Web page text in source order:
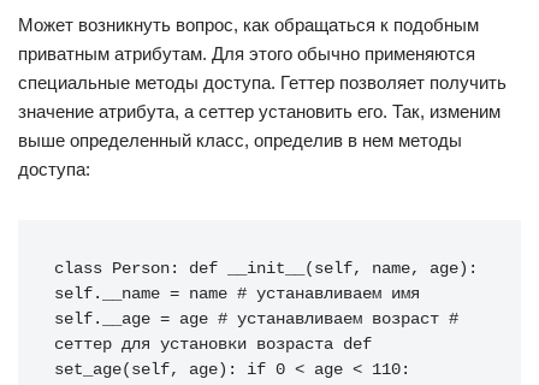
Может возникнуть вопрос, как обращаться к подобным
приватным атрибутам. Для этого обычно применяются
специальные методы доступа. Геттер позволяет получить
значение атрибута, а сеттер установить его. Так, изменим
выше определенный класс, определив в нем методы
доступа:
class Person: def __init__(self, name, age):
self.__name = name # устанавливаем имя
self.__age = age # устанавливаем возраст #
сеттер для установки возраста def
set_age(self, age): if 0 < age < 110: